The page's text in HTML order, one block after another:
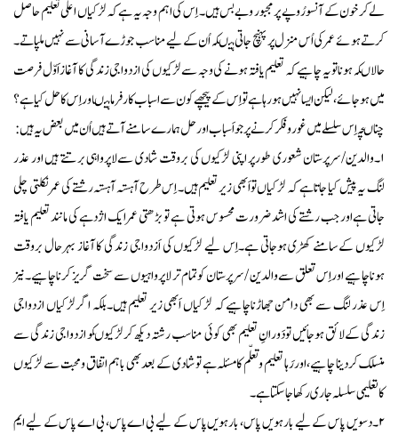
لےکر خون کے آنسو رُوپے پر مجبور وبےبس ہیں۔ اِس کی اہم وجہ یہ ہےکہ لڑکیاں اعلی تعلیم حاصل
کرتے ہوئے عمر کی اُس منزل پر پہنچ جاتی ہیںکہ اُن کے لیےمناسب جوڑے آسانی سے نہیں ملپاتے۔
حالاںکہ ہوناتو یہ چاہیےکہ تعلیم یافتہ ہونے کی وجہ سے لڑکیوں کی ازدواجی زندگی کا آغاز اَوّل فرصت
میں ہوجائے، لیکن ایسا نہیں ہورہا ہے تو اِس کے پیچھےکون سےاسباب کارفرما ہیںاور اِس کا حل کیا ہے؟
چناںچہ اِس سلسلے میں غوروفکرکرنے پر جواَسباب اور حل ہمارےسامنے آتے ہیں اُن میں بعض یہ ہیں:
۱۔والدین/سرپرستان شعوری طورپر اپنی لڑکیوں کی بروقت شادی سےلاپرواہی برتتے ہیں اور عذر
لنگ یہ پیش کیا جاتا ہے کہ لڑکیاں تواَبھی زیر تعلیم ہیں۔ اِس طرح آہستہ آہستہ رشتے کی عمر نکلتی چلی
جاتی ہےاور جب رشتے کی اشد ضرورت محسوس ہوتی ہے تو بڑھتی عمرایک اژدہے کی مانند تعلیم یافتہ
لڑکیوں کےسامنے کھڑی ہوجاتی ہے۔اِس لیے لڑکیوں کی اَزدواجی زندگی کا آغاز بہرحال بروقت
ہوناچاہیے اوراِس تعلق سےوالدین /سرپرستان کو تمام تر لاپرواہیوں سے سخت گریز کرناچاہیے۔نیز
اِس عذر لنگ سے بھی دامن جھاڑناچاہیےکہ لڑکیاں اَبھی زیر تعلیم ہیں۔بلکہ اگر لڑکیاں ازدواجی
زندگی کےلائق ہوجائیں تودَورانِ تعلیم بھی کوئی مناسب رشتہ دیکھ کرلڑکیوںکو ازدواجی زندگی سے
منسلک کردینا چاہیے، اوررَہا تعلیم وتعلّم کامسئلہ ہے توشادی کے بعد بھی باہم اتفاق و محبت سے لڑکیوں
کاتعلیمی سلسلہ جاری رکھا جاسکتا ہے ۔
۲۔دسویں پاس کے لیے بارہویں پاس، بارہویں پاس کے لیے بی اے پاس، بی اے پاس کے لیے ایم